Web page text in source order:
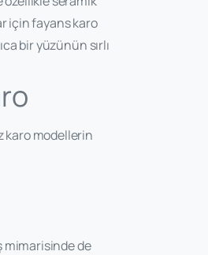
için fayans karo
bir yüzünün sırlı
karo modellerin
mimarisinde de